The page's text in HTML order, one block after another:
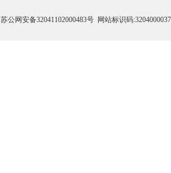
苏公网安备32041102000483号 网站标识码